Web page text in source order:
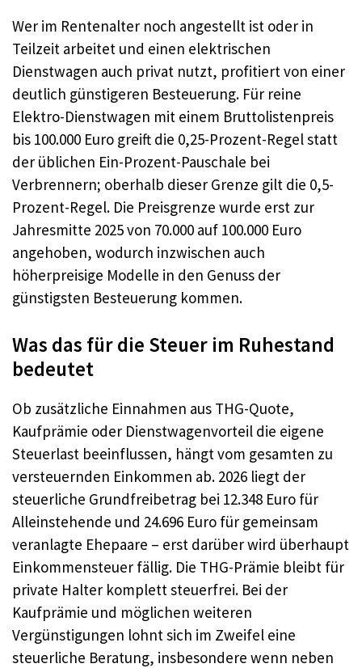
Wer im Rentenalter noch angestellt ist oder in
Teilzeit arbeitet und einen elektrischen
Dienstwagen auch privat nutzt, profitiert von einer
deutlich günstigeren Besteuerung. Für reine
Elektro-Dienstwagen mit einem Bruttolistenpreis
bis 100.000 Euro greift die 0,25-Prozent-Regel statt
der üblichen Ein-Prozent-Pauschale bei
Verbrennern; oberhalb dieser Grenze gilt die 0,5-
Prozent-Regel. Die Preisgrenze wurde erst zur
Jahresmitte 2025 von 70.000 auf 100.000 Euro
angehoben, wodurch inzwischen auch
höherpreisige Modelle in den Genuss der
günstigsten Besteuerung kommen.
Was das für die Steuer im Ruhestand
bedeutet
Ob zusätzliche Einnahmen aus THG-Quote,
Kaufprämie oder Dienstwagenvorteil die eigene
Steuerlast beeinflussen, hängt vom gesamten zu
versteuernden Einkommen ab. 2026 liegt der
steuerliche Grundfreibetrag bei 12.348 Euro für
Alleinstehende und 24.696 Euro für gemeinsam
veranlagte Ehepaare – erst darüber wird überhaupt
Einkommensteuer fällig. Die THG-Prämie bleibt für
private Halter komplett steuerfrei. Bei der
Kaufprämie und möglichen weiteren
Vergünstigungen lohnt sich im Zweifel eine
steuerliche Beratung, insbesondere wenn neben